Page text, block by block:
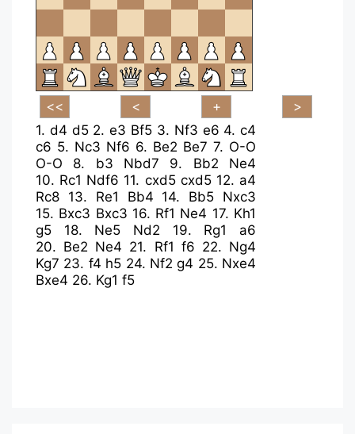
1. d4 d5 2.e3 Bf5 3. Nf3 e6 4.c4
c6 5. Nc3 Nf6 6. Be2 Be7 7. O-O
O-O
8. b3 Nbd7 9. Bb2
Ne4
10. Rc1 Ndf6 11. cxd5 cxd5 12. a4
Rc8 13. Re1 Bb4 14. Bb5 Nxc3
15. Bxc3 Bxc3 16. Rf1 Ne4 17. Kh1
g5
18. Ne5 Nd2 19. Rg1
a6
20. Be2 Ne4 21. Rf1 f6 22. Ng4
Kg7 23. f4 h5 24. Nf2 g4 25. Nxe4
Bxe4 26. Kg1 f5